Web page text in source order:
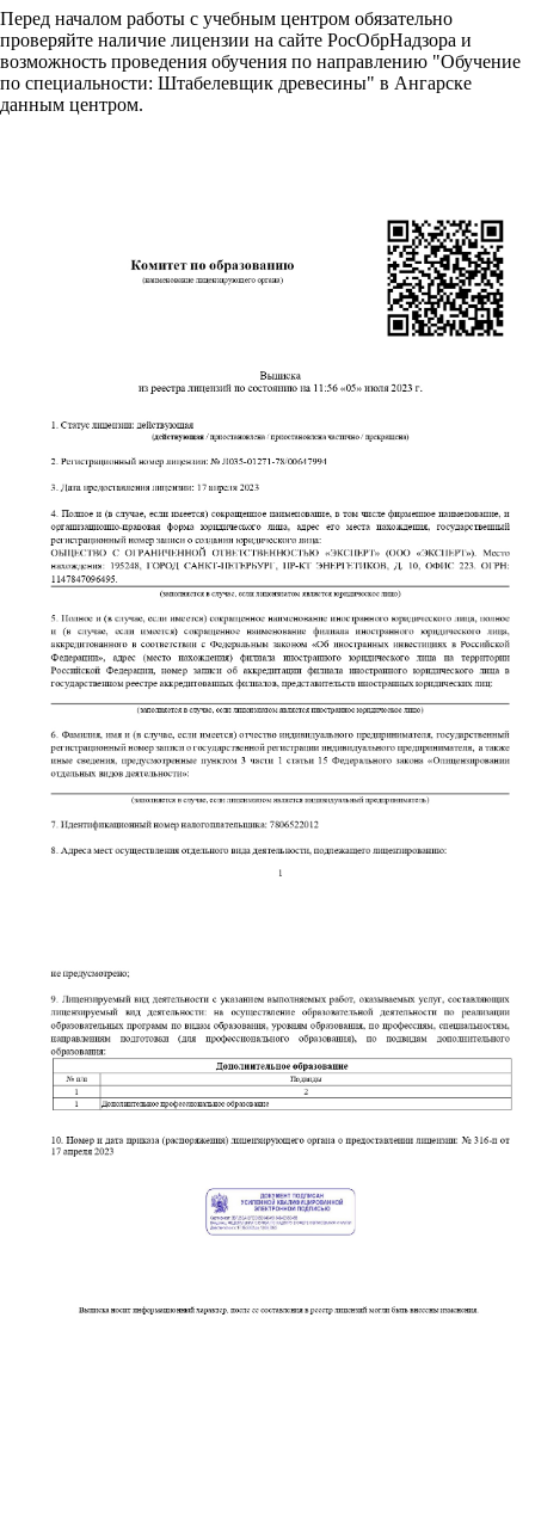
Перед началом работы с учебным центром обязательно
проверяйте наличие лицензии на сайте РосОбрНадзора и
возможность проведения обучения по направлению "Обучение
по специальности: Штабелевщик древесины" в Ангарске
данным центром.